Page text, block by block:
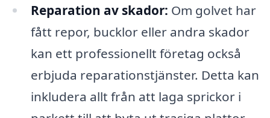
Reparation av skador: Om golvet har
fått repor, bucklor eller andra skador
kan ett professionellt företag också
erbjuda reparationstjänster. Detta kan
inkludera allt från att laga sprickor i